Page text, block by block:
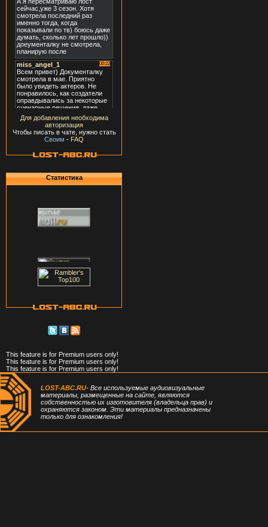
Для добавления необходима
авторизация
Чтобы писать в чате, нужно стать
Своим - FAQ
Статистика
This feature is for Premium users only!
This feature is for Premium users only!
This feature is for Premium users only!
LOST-ABC.RU- Все используемые аудиовизуальные
материалы, размещенные на сайте, являются
собственностью их изготовителя (владельца прав) и
охраняются законом. Эти материалы предназначены
только для ознакомления!